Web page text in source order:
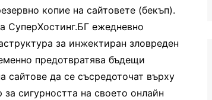
копие на сайтовете (бекъп).
СуперХостинг.БГ ежедневно
за инжектиран зловреден
предотвратява бъдещи
сайтове да се съсредоточат върху
сигурността на своето онлайн